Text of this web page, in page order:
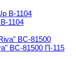
1104
BC-81500 Π-115